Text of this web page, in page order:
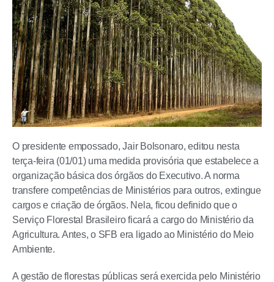
O presidente empossado, Jair Bolsonaro, editou nesta
terça-feira (01/01) uma medida provisória que estabelece a
organização básica dos órgãos do Executivo. A norma
transfere competências de Ministérios para outros, extingue
cargos e criação de órgãos. Nela, ficou definido que o
Serviço Florestal Brasileiro ficará a cargo do Ministério da
Agricultura. Antes, o SFB era ligado ao Ministério do Meio
Ambiente.
A gestão de florestas públicas será exercida pelo Ministério